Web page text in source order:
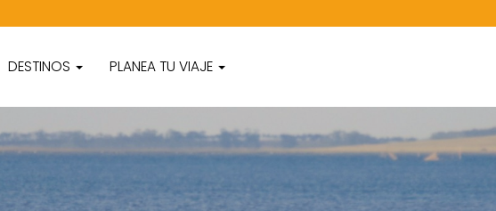
DESTINOS PLANEA TU VIAJE